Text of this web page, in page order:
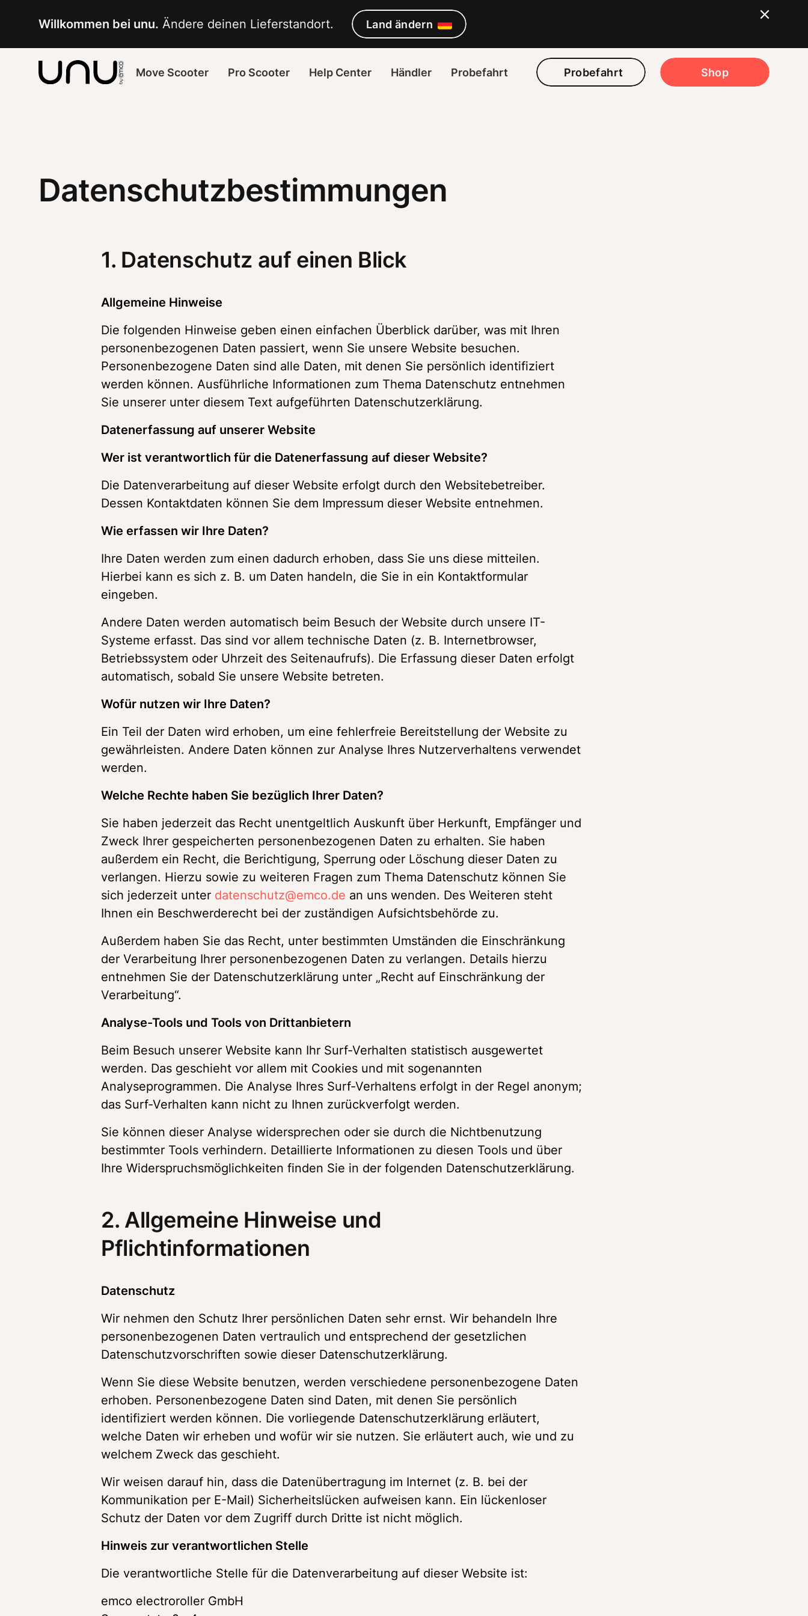
Willkommen bei unu. Ändere deinen Lieferstandort. Land ändern
Move Scooter Pro Scooter Help Center Händler Probefahrt Probefahrt Shop
Datenschutzbestimmungen
1. Datenschutz auf einen Blick
Allgemeine Hinweise
Die folgenden Hinweise geben einen einfachen Überblick darüber, was mit Ihren
personenbezogenen Daten passiert, wenn Sie unsere Website besuchen.
Personenbezogene Daten sind alle Daten, mit denen Sie persönlich identifiziert
werden können. Ausführliche Informationen zum Thema Datenschutz entnehmen
Datenerfassung auf unserer Website
Wer ist verantwortlich für die Datenerfassung auf dieser Website?
Die Datenverarbeitung auf dieser Website erfolgt durch den Websitebetreiber.
Dessen Kontaktdaten können Sie dem Impressum dieser Website entnehmen.
Wie erfassen wir Ihre Daten?
Ihre Daten werden zum einen dadurch erhoben, dass Sie uns diese mitteilen.
Hierbei kann es sich z. B. um Daten handeln, die Sie in ein Kontaktformular
eingeben.
Andere Daten werden automatisch beim Besuch der Website durch unsere IT-
Systeme erfasst. Das sind vor allem technische Daten (z. B. Internetbrowser,
Betriebssystem oder Uhrzeit des Seitenaufrufs). Die Erfassung dieser Daten erfolgt
automatisch, sobald Sie unsere Website betreten.
Wofür nutzen wir Ihre Daten?
Ein Teil der Daten wird erhoben, um eine fehlerfreie Bereitstellung der Website zu
gewährleisten. Andere Daten können zur Analyse Ihres Nutzerverhaltens verwendet
werden.
Welche Rechte haben Sie bezüglich Ihrer Daten?
Sie haben jederzeit das Recht unentgeltlich Auskunft über Herkunft, Empfänger und
Zweck Ihrer gespeicherten personenbezogenen Daten zu erhalten. Sie haben
außerdem ein Recht, die Berichtigung, Sperrung oder Löschung dieser Daten zu
verlangen. Hierzu sowie zu weiteren Fragen zum Thema Datenschutz können Sie
sich jederzeit unter datenschutz@emco.de an uns wenden. Des Weiteren steht
Ihnen ein Beschwerderecht bei der zuständigen Aufsichtsbehörde zu.
Außerdem haben Sie das Recht, unter bestimmten Umständen die Einschränkung
der Verarbeitung Ihrer personenbezogenen Daten zu verlangen. Details hierzu
entnehmen Sie der Datenschutzerklärung unter „Recht auf Einschränkung der
Verarbeitung“.
Analyse-Tools und Tools von Drittanbietern
Beim Besuch unserer Website kann Ihr Surf-Verhalten statistisch ausgewertet
werden. Das geschieht vor allem mit Cookies und mit sogenannten
Analyseprogrammen. Die Analyse Ihres Surf-Verhaltens erfolgt in der Regel anonym;
das Surf-Verhalten kann nicht zu Ihnen zurückverfolgt werden.
Sie können dieser Analyse widersprechen oder sie durch die Nichtbenutzung
bestimmter Tools verhindern. Detaillierte Informationen zu diesen Tools und über
Ihre Widerspruchsmöglichkeiten finden Sie in der folgenden Datenschutzerklärung.
2. Allgemeine Hinweise und
Pflichtinformationen
Datenschutz
Wir nehmen den Schutz Ihrer persönlichen Daten sehr ernst. Wir behandeln Ihre
personenbezogenen Daten vertraulich und entsprechend der gesetzlichen
Datenschutzvorschriften sowie dieser Datenschutzerklärung.
Wenn Sie diese Website benutzen, werden verschiedene personenbezogene Daten
erhoben. Personenbezogene Daten sind Daten, mit denen Sie persönlich
identifiziert werden können. Die vorliegende Datenschutzerklärung erläutert,
welche Daten wir erheben und wofür wir sie nutzen. Sie erläutert auch, wie und zu
welchem Zweck das geschieht.
Wir weisen darauf hin, dass die Datenübertragung im Internet (z. B. bei der
Kommunikation per E-Mail) Sicherheitslücken aufweisen kann. Ein lückenloser
Schutz der Daten vor dem Zugriff durch Dritte ist nicht möglich.
Hinweis zur verantwortlichen Stelle
Die verantwortliche Stelle für die Datenverarbeitung auf dieser Website ist:
emco electroroller GmbH